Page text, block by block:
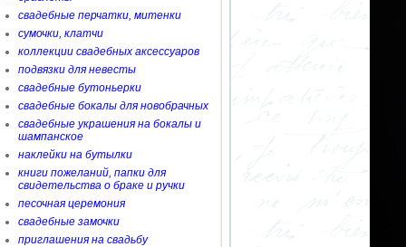
свадебные перчатки, митенки
сумочки, клатчи
коллекции свадебных аксессуаров
подвязки для невесты
свадебные бутоньерки
свадебные бокалы для новобрачных
свадебные украшения на бокалы и
шампанское
наклейки на бутылки
книги пожеланий, папки для
свидетельства о браке и ручки
песочная церемония
свадебные замочки
приглашения на свадьбу